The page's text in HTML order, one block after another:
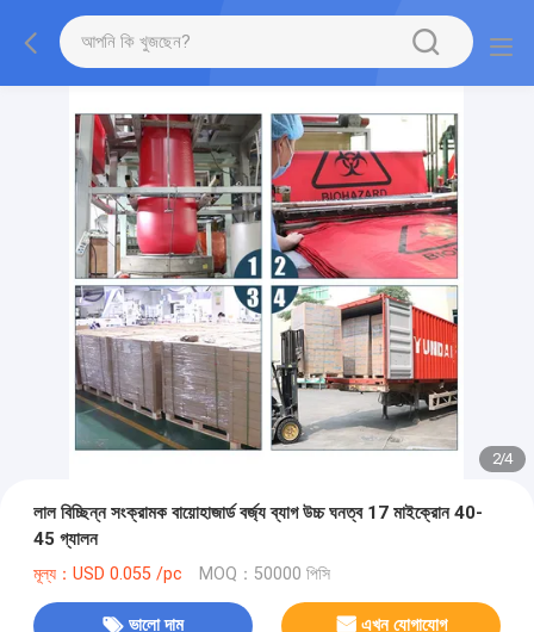
2/4
লাল বিচ্ছিন্ন সংক্রামক বায়োহাজার্ড বর্জ্য ব্যাগ উচ্চ ঘনত্ব 17 মাইক্রোন 40-
45 গ্যালন
মূল্য：USD 0.055 /pc MOQ：50000 পিসি
ভালো দাম এখন যোগাযোগ